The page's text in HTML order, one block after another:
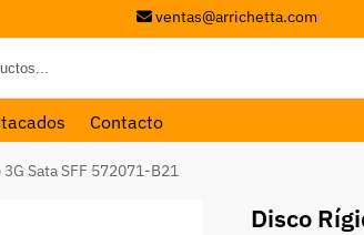
ventas@arrichetta.com
Contacto
Sata SFF 572071-B21
Disco